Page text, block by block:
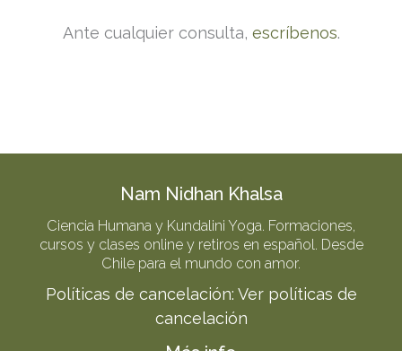
Ante cualquier consulta, escríbenos.
Nam Nidhan Khalsa
Ciencia Humana y Kundalini Yoga. Formaciones,
cursos y clases online y retiros en español. Desde
Chile para el mundo con amor.
Políticas de cancelación: Ver políticas de
cancelación